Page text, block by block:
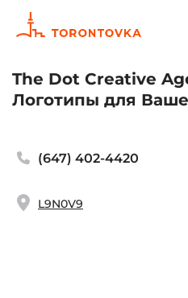
The Dot Creative
Логотипы для
(647) 402-4420
L9N0V9